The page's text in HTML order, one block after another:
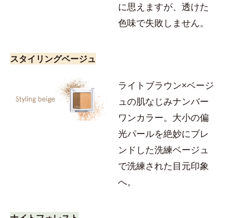
に思えますが、透けた
色味で失敗しません。
スタイリングベージュ
ライトブラウン×ベージ
ュの肌なじみナンバー
ワンカラー。大小の偏
光パールを絶妙にブレ
ンドした洗練ベージュ
で洗練された目元印象
へ。